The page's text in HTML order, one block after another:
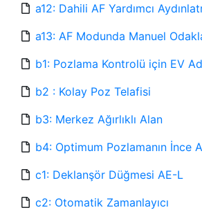
a12: Dahili AF Yardımcı
a13: AF Modunda Manuel
b1: Pozlama Kontrolü için EV
b2 : Kolay Poz Telafisi
b3: Merkez Ağırlıklı Alan
b4: Optimum Pozlamanın İnce
c1: Deklanşör Düğmesi AE-L
c2: Otomatik Zamanlayıcı